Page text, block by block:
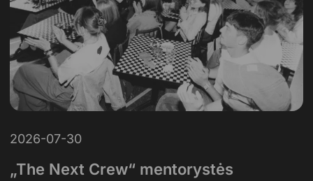
2026-07-30
„The Next Crew“ mentorystės